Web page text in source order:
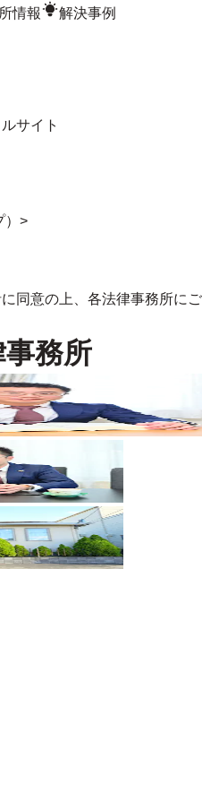
情報 解決事例
サイト
>
に同意の上、各法律事務所にご
務所